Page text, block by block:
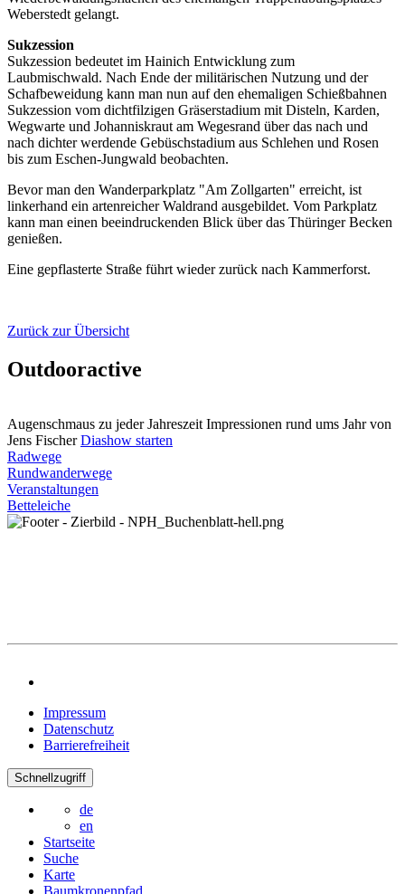
Weberstedt gelangt.
Sukzession
Sukzession bedeutet im Hainich Entwicklung zum
Laubmischwald. Nach Ende der militärischen Nutzung und der
Schafbeweidung kann man nun auf den ehemaligen Schießbahnen
Sukzession vom dichtfilzigen Gräserstadium mit Disteln, Karden,
Wegwarte und Johanniskraut am Wegesrand über das nach und
nach dichter werdende Gebüschstadium aus Schlehen und Rosen
bis zum Eschen-Jungwald beobachten.
Bevor man den Wanderparkplatz "Am Zollgarten" erreicht, ist
linkerhand ein artenreicher Waldrand ausgebildet. Vom Parkplatz
kann man einen beeindruckenden Blick über das Thüringer Becken
genießen.
Eine gepflasterte Straße führt wieder zurück nach Kammerforst.
Zurück zur Übersicht
Outdooractive
Augenschmaus zu jeder Jahreszeit Impressionen rund ums Jahr von
Jens FischerDiashow starten
Radwege
Rundwanderwege
Veranstaltungen
Betteleiche
Impressum
Datenschutz
Barrierefreiheit
Schnellzugriff
de
en
Startseite
Suche
Karte